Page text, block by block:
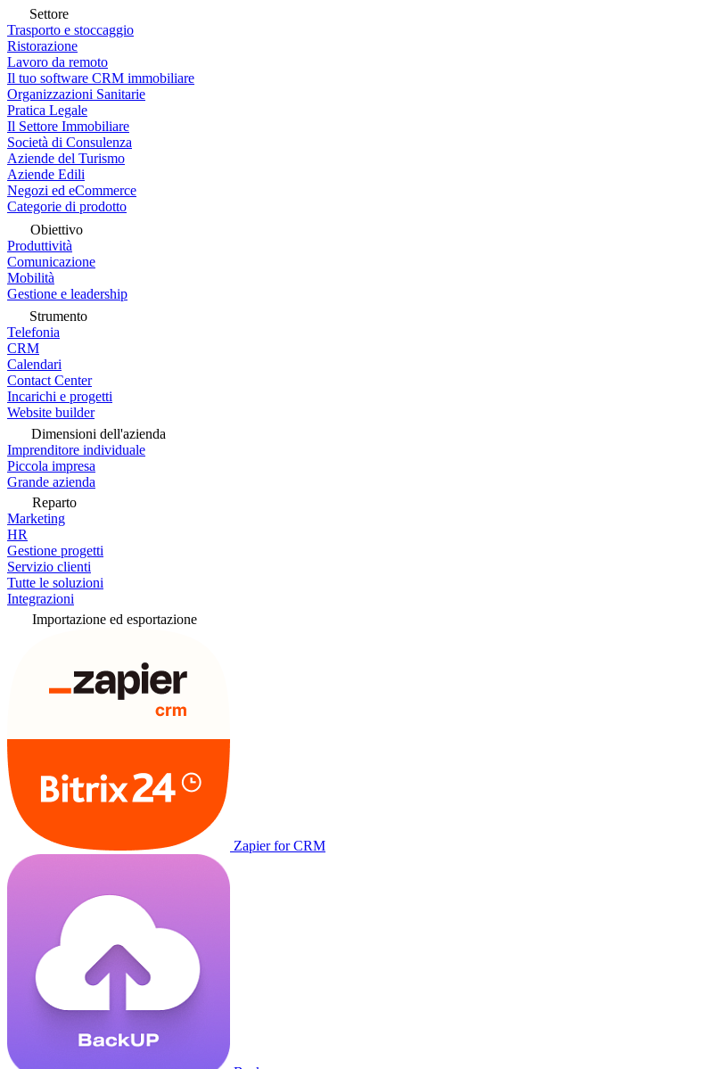
Settore
Trasporto e stoccaggio
Ristorazione
Lavoro da remoto
Il tuo software CRM immobiliare
Organizzazioni Sanitarie
Pratica Legale
Il Settore Immobiliare
Società di Consulenza
Aziende del Turismo
Aziende Edili
Negozi ed eCommerce
Categorie di prodotto
Obiettivo
Produttività
Comunicazione
Mobilità
Gestione e leadership
Strumento
Telefonia
CRM
Calendari
Contact Center
Incarichi e progetti
Website builder
Dimensioni dell'azienda
Imprenditore individuale
Piccola impresa
Grande azienda
Reparto
Marketing
HR
Gestione progetti
Servizio clienti
Tutte le soluzioni
Integrazioni
Importazione ed esportazione
Zapier for CRM